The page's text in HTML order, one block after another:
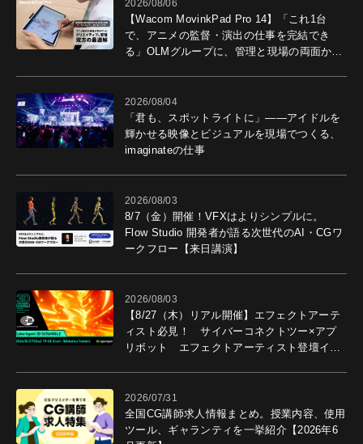
2026/08/06
【Wacom MovinkPad Pro 14】「これ1台
で、アニメの監督・演出の仕事を完結でき
る」OLMグループに、管理と現場の両面から
2026/08/04
「君も、スポットライトに」――アイドルを
輝かせる映像とビジュアルを現場でつくる、
imaginateの仕事
2026/08/03
8/7（金）開催！VFXはよりシンプルに。
Flow Studio 開発者が語る次世代のAI・CGワ
ークフロー【来日講演】
2026/08/03
【8/27（木）リアル開催】エフェクトアーテ
ィスト必見！ サイバーコネクトツー×アプ
リボット エフェクトアーティスト登壇イベ
2026/07/31
全国CG講師求人情報まとめ。授業内容、使用
ツール、ギャランティを一挙紹介【2026年6